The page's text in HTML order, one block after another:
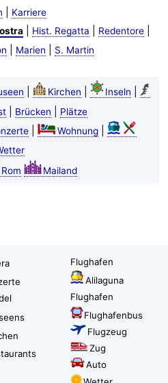
Karriere
| Hist. Regatta Redentore|
Marien S. Martin
Kirchen Inseln
| Brücken
Plätze
| Wohnung|
Rom Mailand
Flughafen
Alilaguna
Flughafen
Flughafenbus
Flugzeug
Zug
Auto